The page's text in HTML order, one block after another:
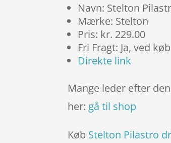
Navn: Stelton
Mærke: Stelton
Pris: kr. 229.00
Fri Fragt: Ja, ved
Direkte link
Mange leder efter
her: gå til shop
Køb Stelton Pilastro